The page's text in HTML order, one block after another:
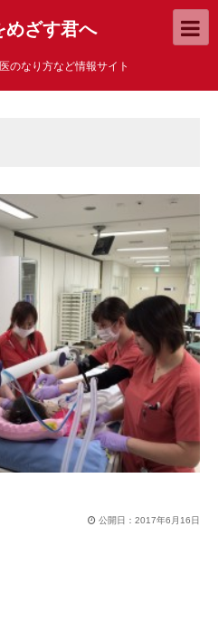
めざす君へ
のなり方など情報サイト
公開日： 2017年6月16日